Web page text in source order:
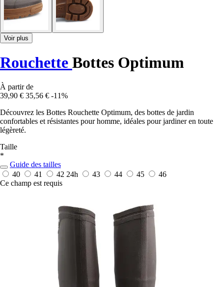
Voir plus
Rouchette Bottes Optimum
À partir de
39,90 € 35,56 € -11%
Découvrez les Bottes Rouchette Optimum, des bottes de jardin
confortables et résistantes pour homme, idéales pour jardiner en toute
légèreté.
Taille
*
Guide des tailles
40
41 42 24h 43 44 45
46
Ce champ est requis